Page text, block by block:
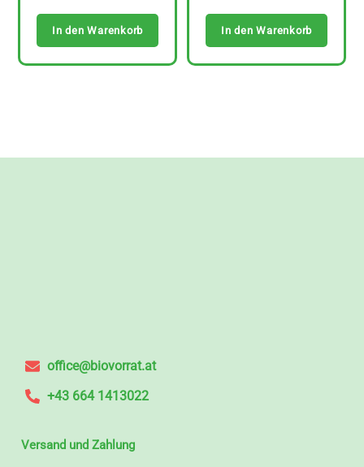
In den Warenkorb In den Warenkorb
office@biovorrat.at
+43 664 1413022
Versand und Zahlung